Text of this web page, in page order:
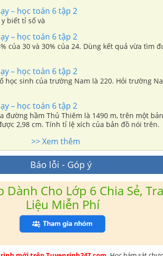
– học toán 6 tập 2
biết tỉ số và
– học toán 6 tập 2
của 30 và 30% của 24. Dùng kết quả vừa tìm
– học toán 6 tập 2
học sinh của trường Nam là 220. Hỏi trường
– học toán 6 tập 2
đường hầm Thủ Thiêm là 1490 m, trên một
2,98 cm. Tính tỉ lệ xích của bản đồ nói trên.
>> Xem thêm
Báo lỗi - Góp ý
Dành Cho Lớp 6 Chia Sẻ,
Liệu Miễn Phí